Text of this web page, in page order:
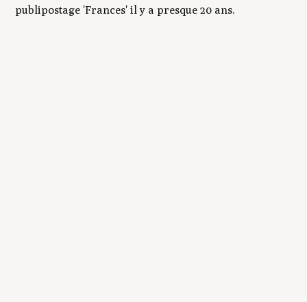
publipostage 'Frances' il y a presque 20 ans.